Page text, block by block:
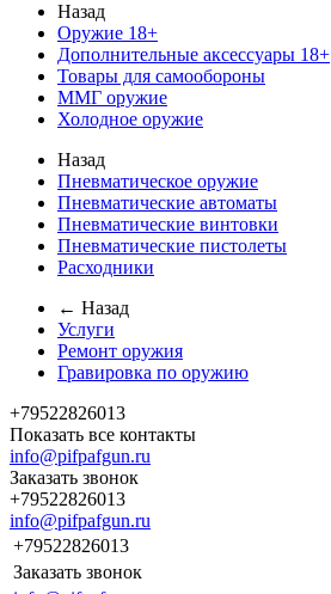
Назад
Оружие 18+
Дополнительные аксессуары 18+
Товары для самообороны
ММГ оружие
Холодное оружие
Назад
Пневматическое оружие
Пневматические автоматы
Пневматические винтовки
Пневматические пистолеты
Расходники
← Назад
Услуги
Ремонт оружия
Гравировка по оружию
+79522826013
Показать все контакты
info@pifpafgun.ru
Заказать звонок
+79522826013
info@pifpafgun.ru
+79522826013
Заказать звонок